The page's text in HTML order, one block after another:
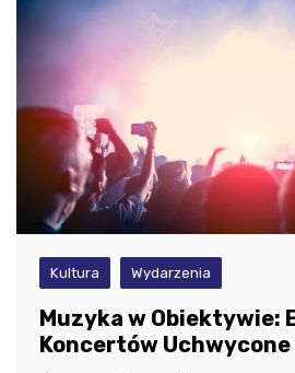
Kultura Wydarzenia
Muzyka w Obiektywie:
Koncertów